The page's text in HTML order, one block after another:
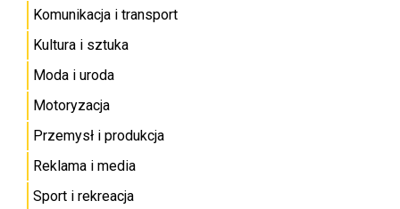
Komunikacja i transport
Kultura i sztuka
Moda i uroda
Motoryzacja
Przemysł i produkcja
Reklama i media
Sport i rekreacja